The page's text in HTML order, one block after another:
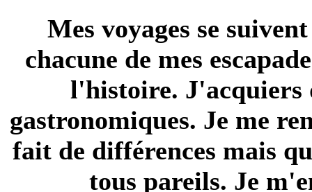
Mes voyages se
chacune de mes
l'histoire. J'acquiers
gastronomiques. Je me
fait de différences mais
tous pareils. Je